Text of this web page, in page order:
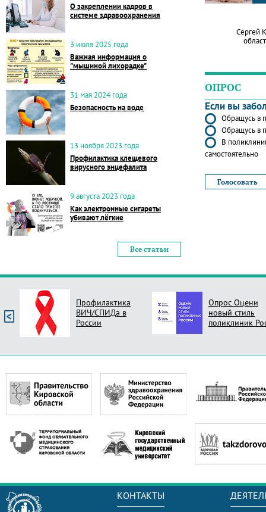
О закреплении кадров в
системе здравоохранения
3 июля 2025 года
Важная информация о
"мышиной лихорадке"
31 мая 2024 года
Безопасность на воде
13 ноября 2023 года
Профилактика клещевого
вирусного энцефалита
9 августа 2023 года
Как электронные сигареты
убивают лёгкие
Все статьи
Сергей
ОПРОС
Если вы
Обращусь в
Обращусь в
В
самостоятельно
Профилактика
ВИЧ/СПИДа в
России
Опрос Оцени
новый стиль
поликлиник
КОНТАКТЫ